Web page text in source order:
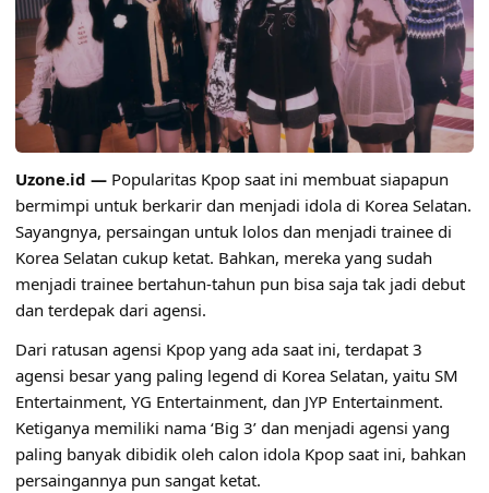
Uzone.id — Popularitas Kpop saat ini membuat siapapun
bermimpi untuk berkarir dan menjadi idola di Korea Selatan.
Sayangnya, persaingan untuk lolos dan menjadi trainee di
Korea Selatan cukup ketat. Bahkan, mereka yang sudah
menjadi trainee bertahun-tahun pun bisa saja tak jadi debut
dan terdepak dari agensi.
Dari ratusan agensi Kpop yang ada saat ini, terdapat 3
agensi besar yang paling legend di Korea Selatan, yaitu SM
Entertainment, YG Entertainment, dan JYP Entertainment.
Ketiganya memiliki nama ‘Big 3’ dan menjadi agensi yang
paling banyak dibidik oleh calon idola Kpop saat ini, bahkan
persaingannya pun sangat ketat.